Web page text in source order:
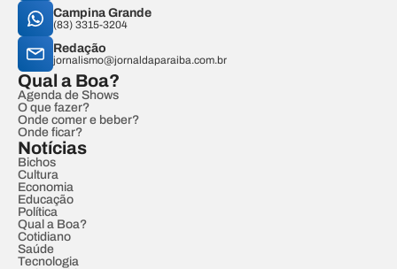
Campina Grande
(83) 3315-3204
Redação
jornalismo@jornaldaparaiba.com.br
Qual a Boa?
Agenda de Shows
O que fazer?
Onde comer e beber?
Onde ficar?
Notícias
Bichos
Cultura
Economia
Educação
Política
Qual a Boa?
Cotidiano
Saúde
Tecnologia